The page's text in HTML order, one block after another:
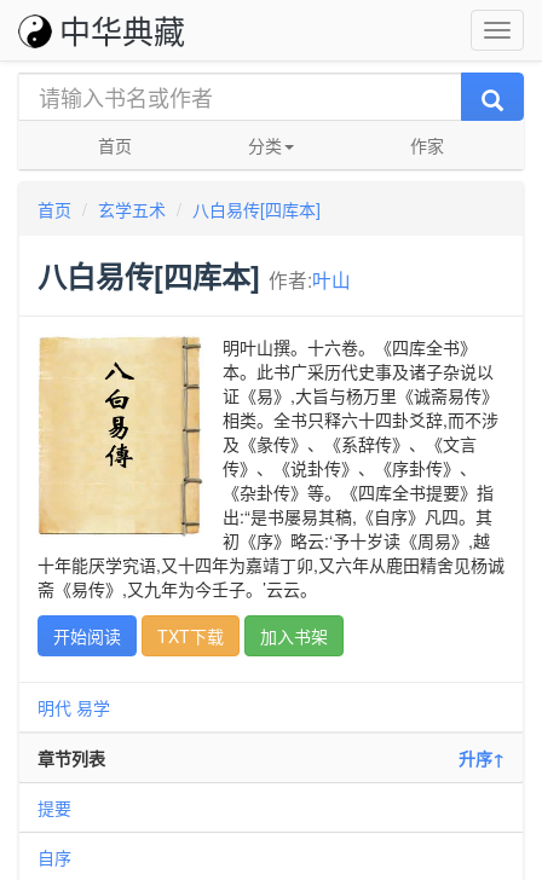
中华典藏
首页 分类 作家
首页 玄学五术 八白易传[四库本]
八白易传[四库本] 作者:叶山
明叶山撰。十六卷。《四库全书》
本。此书广采历代史事及诸子杂说以
证《易》,大旨与杨万里《诚斋易传》
相类。全书只释六十四卦爻辞,而不涉
及《彖传》、《系辞传》、《文言
传》、《说卦传》、《序卦传》、
《杂卦传》等。《四库全书提要》指
出:“是书屡易其稿,《自序》凡四。其
初《序》略云:‘予十岁读《周易》,越
十年能厌学究语,又十四年为嘉靖丁卯,又六年从鹿田精舍见杨诚
斋《易传》,又九年为今壬子。’云云。
开始阅读
TXT下载 加入书架
明代 易学
章节列表 升序↑
提要
自序